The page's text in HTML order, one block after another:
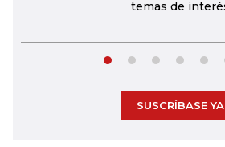
temas de
SUSCRÍBASE YA